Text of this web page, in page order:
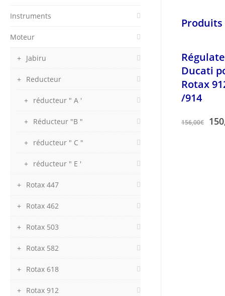
Ducati
Rotax
/914
156,00€
Instruments
Moteur
Jabiru
Reducteur
réducteur " A '
Réducteur "B "
réducteur " C "
réducteur " E '
Rotax 447
Rotax 462
Rotax 503
Rotax 582
Rotax 618
Rotax 912